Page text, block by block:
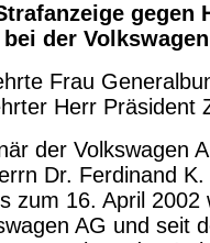
gegen
der
Frau
Herr Präsident
der Volkswagen
Dr. Ferdinand
zum 16. April
AG und seit